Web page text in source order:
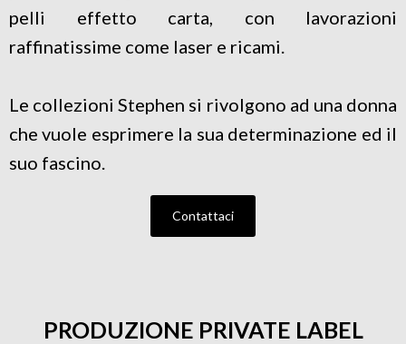
pelli effetto carta, con lavorazioni
raffinatissime come laser e ricami.
Le collezioni Stephen si rivolgono ad una donna
che vuole esprimere la sua determinazione ed il
suo fascino.
Contattaci
PRODUZIONE PRIVATE LABEL